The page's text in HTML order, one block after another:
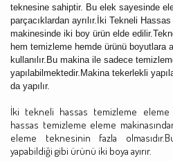
teknesine sahiptir. Bu elek sayesinde
parçacıklardan ayrılır.İki Tekneli
makinesinde iki boy ürün elde
hem temizleme hemde ürünü boyutlara
kullanılır.Bu makina ile sadece
yapılabilmektedir.Makina tekerlekli
da yapılır.
İki tekneli hassas temizleme eleme
hassas temizleme eleme
eleme teknesinin fazla
yapabildiği gibi ürünü iki boya ayırır.